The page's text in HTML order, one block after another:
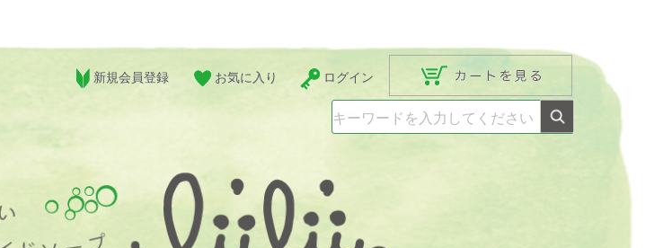
新規会員登録 お気に入り ログイン